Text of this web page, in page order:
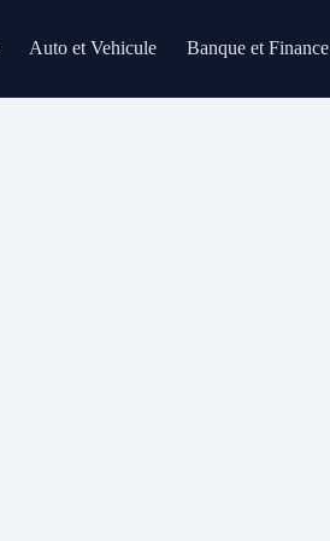
Auto et Vehicule Banque et Finance